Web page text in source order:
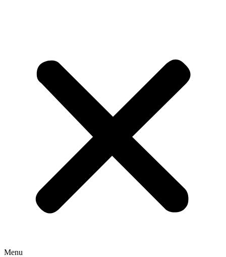
Menu